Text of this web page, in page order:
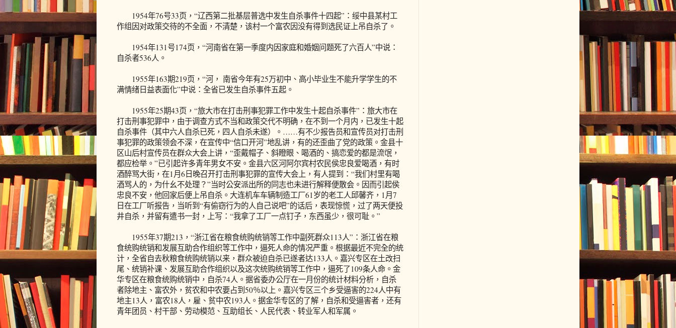
1954年76号33页，“辽西第二批基层普选中发生自杀事件十四起”：绥中县某村工
作组因对政策交待的不全面，不清楚，该村一个富农因没有得到选民证上吊自杀了。
1954年131号174页，“河南省在第一季度内因家庭和婚姻问题死了六百人”中说：
自杀者536人。
1955年163期219页，“河， 南省今年有25万初中、高小毕业生不能升学学生的不
满情绪日益表面化”中说：全省已发生自杀事件五起。
1955年25期43页，“旅大市在打击刑事犯罪工作中发生十起自杀事件”：旅大市在
打击刑事犯罪中，由于调查方式不当和政策交代不明确，在不到一个月内，已发生十起
自杀事件（其中六人自杀已死，四人自杀未遂）。……有不少报告员和宣传员对打击刑
事犯罪的政策领会不深，在宣传中“信口开河”地乱讲，有的还歪曲了党的政策。金县十
区山后村宣传员在群众大会上讲，“歪戴帽子、斜瞪眼、喝酒的、搞恋爱的都是流氓，
都应检举。”已引起许多青年男女不安。金县六区河阿尔宾村农民侯忠良爱喝酒，有时
酒醉骂大街，在1月6日晚召开打击刑事犯罪的宣传大会上，有人提到：“我们村里有喝
酒骂人的，为什幺不处理？”当时公安派出所的同志也未进行解释便散会。因而引起侯
忠良不安，他回家后便上吊自杀。大连机车车辆制造工厂61岁的老工人邱馨齐，1月7
日在工厂听报告，当听到“有偷窃行为的人自己说吧”的话后，表现惊慌，过了两天便投
井自杀，并留有遣书一封，上写：“我拿了工厂一点钉子，东西虽少，很可耻。”
1955年37期213，“浙江省在粮食统购统销等工作中副死群众113人”：浙江省在粮
食统购统销和发展互助合作组织等工作中，逼死人命的情况严重。根据最近不完全的统
计，全省自去秋粮食统购统销以来，群众被迫自杀已遂者达133人。嘉兴专区在土改扫
尾、统销补课、发展互助合作组织以及这次统购统销等工作中，逼死了109条人命。金
华专区在粮食统购统销中，自杀74人。据省委办公厅在一月份的统计材料分析，自杀
者除地主、富农外，贫农和中农要占到50％以上。嘉兴专区三个乡受逼害的224人中有
地主13人，富农18人，雇、贫中农193人。据金华专区的了解，自杀和受逼害者，还有
青年团员、村干部、劳动模范、互助组长、人民代表、转业军人和军属。